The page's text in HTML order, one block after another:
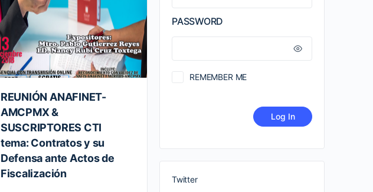
REUNIÓN ANAFINET-
AMCPMX &
SUSCRIPTORES CTI
tema: Contratos y su
Defensa ante Actos de
Fiscalización
PASSWORD
REMEMBER ME
Twitter